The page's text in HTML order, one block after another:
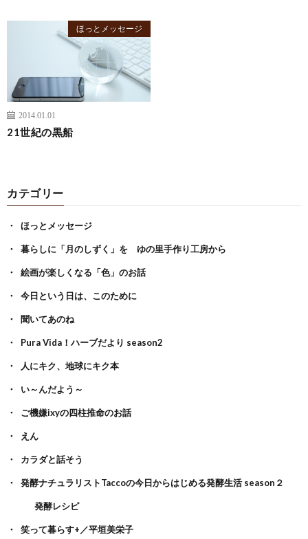
ほっとメッセージ
2014.01.01
21世紀の黒船
カテゴリー
ほっとメッセージ
暮らしに「月のしずく」を ゆの里手作り工房から
絵画が楽しくなる「色」のお話
今日という日は、このために
聞いてあのね
Pura Vida！ハーブだより season2
人にキク、地球にキク本
い～んだよう～
ご機嫌ixyの四柱推命のお話
えん
カラダと話そう
発酵ナチュラリストTaccoの今日からはじめる発酵生活 season２
発酵レシピ
笑って暮らす+／平垣美栄子